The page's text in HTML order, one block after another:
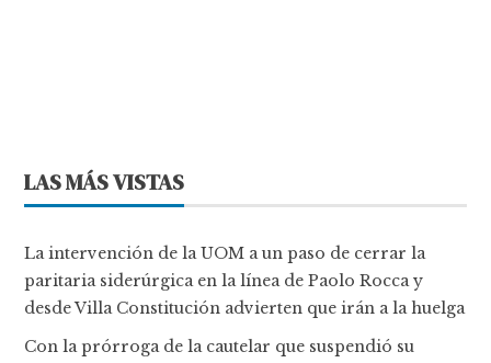
LAS MÁS VISTAS
La intervención de la UOM a un paso de cerrar la
paritaria siderúrgica en la línea de Paolo Rocca y
desde Villa Constitución advierten que irán a la huelga
Con la prórroga de la cautelar que suspendió su